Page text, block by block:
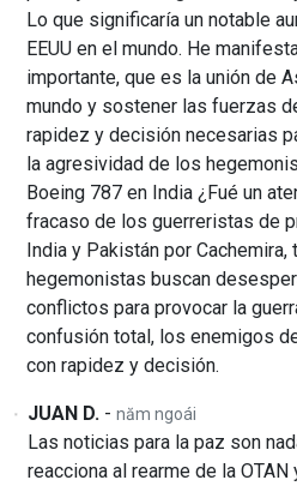
Lo que significaría un notable
EEUU en el mundo. He
importante, que es la unión de
mundo y sostener las fuerzas
rapidez y decisión necesarias
la agresividad de los
Boeing 787 en India ¿Fué un
fracaso de los guerreristas de
India y Pakistán por
hegemonistas buscan
conflictos para provocar la
confusión total, los enemigos
con rapidez y decisión.
JUAN D. -năm ngoái
Las noticias para la paz son
reacciona al rearme de la